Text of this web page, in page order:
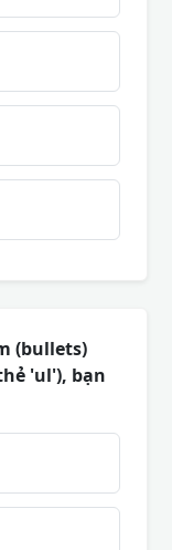
(bullets)
'ul'), bạn